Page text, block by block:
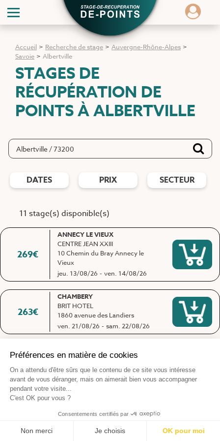
Accueil > Recherche de stage > Auvergne-Rhône-Alpes >
Savoie > Albertville
STAGES DE
RÉCUPÉRATION DE
POINTSÀ ALBERTVILLE
DATES PRIX SECTEUR
11 stage(s) disponible(s)
269€
ANNECY LE VIEUX
CENTRE JEAN XXIII
10 Chemin du Bray Annecy le
Vieux
jeu. 13/08/26 - ven. 14/08/26
263€
CHAMBERY
BRIT HOTEL
1860 avenue des Landiers
ven. 21/08/26 - sam. 22/08/26
281€
CENTRE JEAN XXIII
10 Chemin du Bray Annecy le
Vieux
ven. 21/08/26
289 €
ALBERTVILLE
8 place Charles Albert